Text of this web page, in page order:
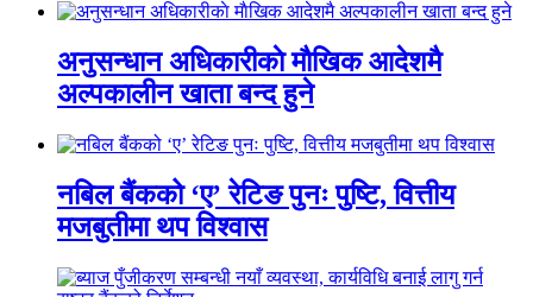
अनुसन्धान अधिकारीकाे माैखिक आदेशमै
अल्पकालीन खाता बन्द हुने
नबिल बैंकको ‘ए’ रेटिङ पुनः पुष्टि, वित्तीय
मजबुतीमा थप विश्वास